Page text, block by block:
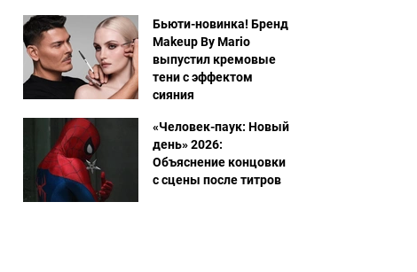
Бьюти-новинка! Бренд
Makeup By Mario
выпустил кремовые
тени с эффектом
сияния
«Человек-паук: Новый
день» 2026:
Объяснение концовки
с сцены после титров